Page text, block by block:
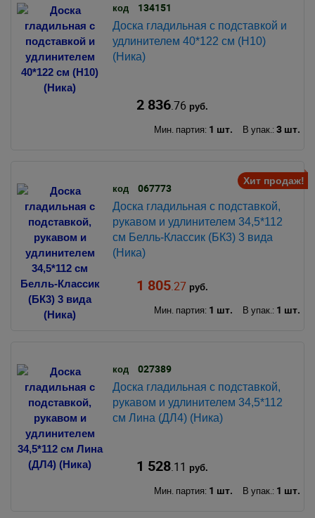
код 134151
Доска гладильная с подставкой и
удлинителем 40*122 см (Н10)
(Ника)
2 836.76 руб.
Мин. партия: 1 шт. В упак.: 3 шт.
Хит продаж!
код 067773
Доска гладильная с подставкой,
рукавом и удлинителем 34,5*112
см Белль-Классик (БК3) 3 вида
(Ника)
1 805.27 руб.
Мин. партия: 1 шт. В упак.: 1 шт.
код 027389
Доска гладильная с подставкой,
рукавом и удлинителем 34,5*112
см Лина (ДЛ4) (Ника)
1 528.11 руб.
Мин. партия: 1 шт. В упак.: 1 шт.